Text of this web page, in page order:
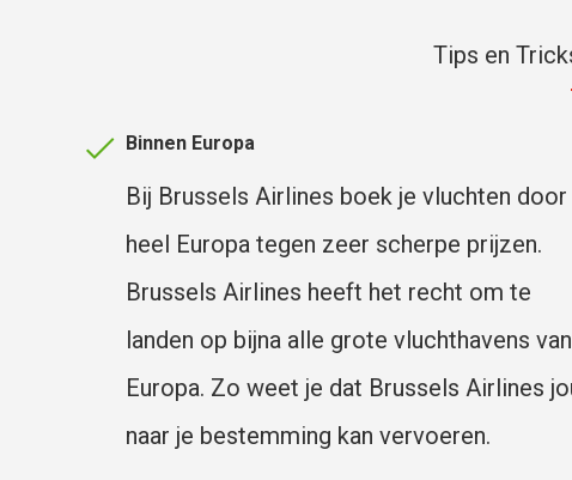
Tips en
Binnen Europa
Bij Brussels Airlines boek je vluchten door
heel Europa tegen zeer scherpe prijzen.
Brussels Airlines heeft het recht om te
landen op bijna alle grote vluchthavens van
Europa. Zo weet je dat Brussels Airlines
naar je bestemming kan vervoeren.